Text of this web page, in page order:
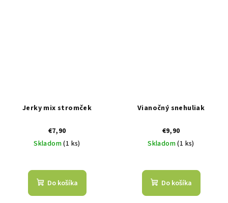
Jerky mix stromček
€7,90
Skladom(1 ks)
Do košíka
Vianočný snehuliak
€9,90
Skladom(1 ks)
Do košíka